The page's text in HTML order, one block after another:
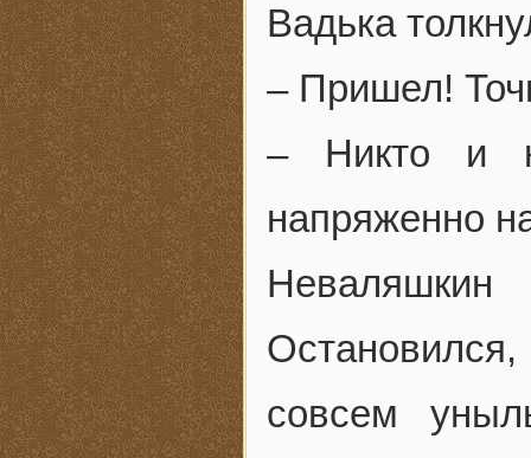
Вадька
– Пришел!
– Никто и
напряженно
совсем